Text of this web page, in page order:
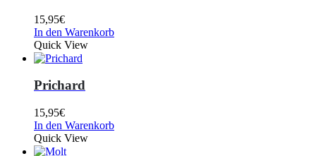
15,95€
In den Warenkorb
Quick View
Prichard
15,95€
In den Warenkorb
Quick View